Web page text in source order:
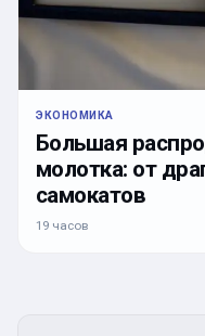
ЭКОНОМИКА
Большая
молотка: от
самокатов
19 часов